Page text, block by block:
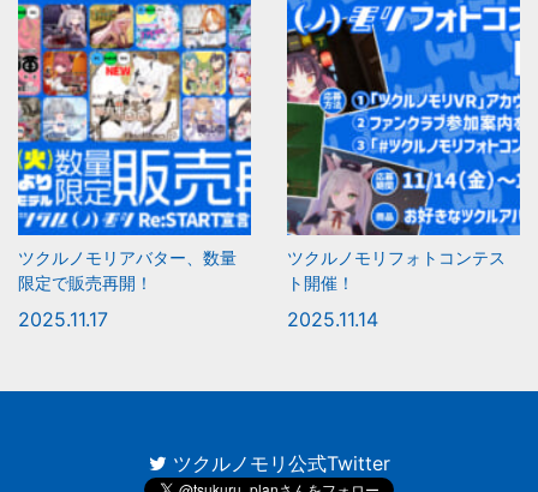
ツクルノモリアバター、数量
限定で販売再開！
2025.11.17
ツクルノモリフォトコンテス
ト開催！
2025.11.14
ツクルノモリ公式Twitter